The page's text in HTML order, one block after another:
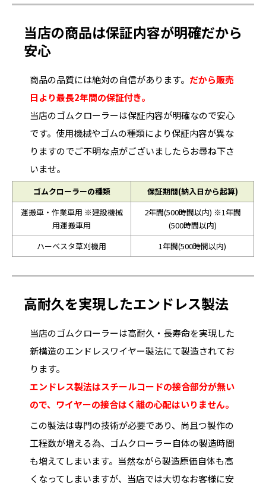
当店の商品は保証内容が明確だから
安心
商品の品質には絶対の自信があります。 だから販売
日より最長2年間の保証付き。
当店のゴムクローラーは保証内容が明確なので安心
です。使用機械やゴムの種類により保証内容が異な
りますのでご不明な点がございましたらお尋ね下さ
いませ。
ゴムクローラーの種類
保証期間(納入日から起算)
運搬車・作業車用 ※建設機械
用運搬車用
2年間(500時間以内) ※1年間
(500時間以内)
ハーベスタ草刈機用
1年間(500時間以内)
高耐久を実現したエンドレス製法
当店のゴムクローラーは高耐久・長寿命を実現した
新構造のエンドレスワイヤー製法にて製造されてお
ります。
エンドレス製法はスチールコードの接合部分が無い
ので、ワイヤーの接合はく離の心配はいりません。
この製法は専門の技術が必要であり、尚且つ製作の
工程数が増える為、ゴムクローラー自体の製造時間
も増えてしまいます。当然ながら製造原価自体も高
くなってしまいますが、当店では大切なお客様に安